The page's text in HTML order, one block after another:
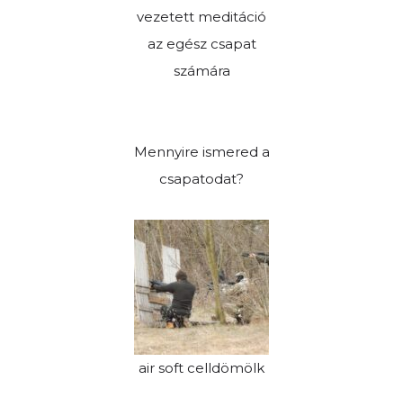
vezetett meditáció
az egész csapat
számára
Mennyire ismered a
csapatodat?
air soft celldömölk